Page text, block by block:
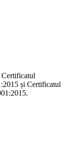
Certificatul
și Certificatul